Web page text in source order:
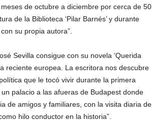
de octubre a diciembre por cerca de 50
de la Biblioteca ‘Pilar Barnés’ y durante
su propia autora”.
Sevilla consigue con su novela ‘Querida
reciente europea. La escritora nos descubre
que le tocó vivir durante la primera
palacio a las afueras de Budapest donde
de amigos y familiares, con la visita diaria de
hilo conductor en la historia”.